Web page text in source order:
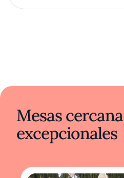
Mesas
excepcionales